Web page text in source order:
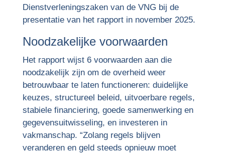
Dienstverleningszaken van de VNG bij de
presentatie van het rapport in november 2025.
Noodzakelijke voorwaarden
Het rapport wijst 6 voorwaarden aan die
noodzakelijk zijn om de overheid weer
betrouwbaar te laten functioneren: duidelijke
keuzes, structureel beleid, uitvoerbare regels,
stabiele financiering, goede samenwerking en
gegevensuitwisseling, en investeren in
vakmanschap. “Zolang regels blijven
veranderen en geld steeds opnieuw moet